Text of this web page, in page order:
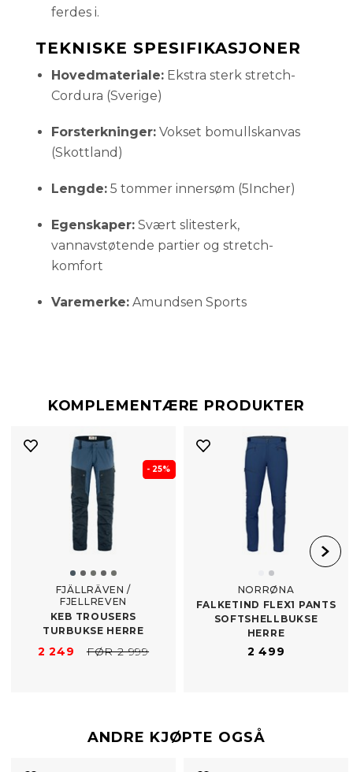
ferdes i.
TEKNISKE SPESIFIKASJONER
Hovedmateriale: Ekstra sterk stretch-
Cordura (Sverige)
Forsterkninger: Vokset bomullskanvas
(Skottland)
Lengde: 5 tommer innersøm (5Incher)
Egenskaper: Svært slitesterk,
vannavstøtende partier og stretch-
komfort
Varemerke: Amundsen Sports
KOMPLEMENTÆRE PRODUKTER
- 25%
FJÄLLRÄVEN /
FJELLREVEN
KEB TROUSERS
TURBUKSE HERRE
2 249 FØR 2 999
NORRØNA
FALKETIND FLEX1 PANTS
SOFTSHELLBUKSE
HERRE
2 499
ANDRE KJØPTE OGSÅ